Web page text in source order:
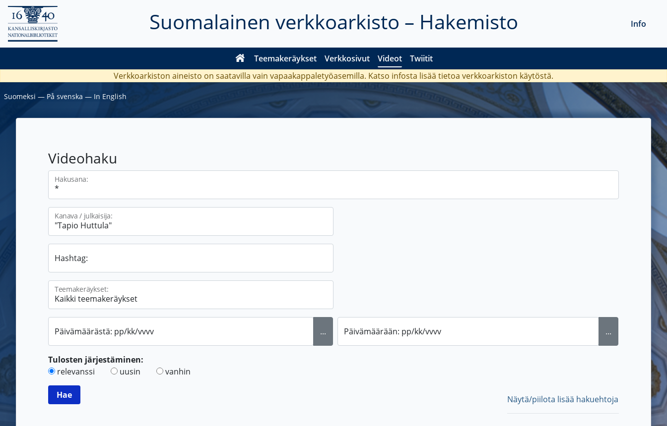
Suomalainen verkkoarkisto – Hakemisto
Teemakeräykset Verkkosivut Videot Twiitit
Info
Verkkoarkiston aineisto on saatavilla vain vapaakappaletyöasemilla. Katso infosta lisää tietoa verkkoarkiston käytöstä.
Suomeksi ― På svenska ― In English
Videohaku
Hakusana:
Kanava / julkaisija:
Hashtag:
Teemakeräykset:
Päivämäärästä: pp/kk/vvvv ... Päivämäärään: pp/kk/vvvv ...
Tulosten järjestäminen:
relevanssi
uusin vanhin
Näytä/piilota lisää hakuehtoja